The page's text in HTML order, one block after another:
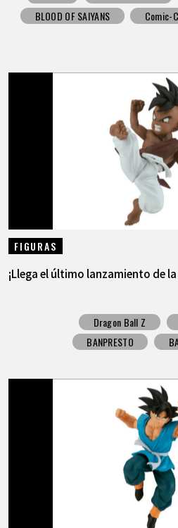
BLOOD OF SAIYANS
Comic-
FIGURAS
¡Llega el último lanzamiento de la
Dragon Ball Z
BANPRESTO